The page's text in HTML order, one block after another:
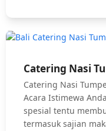
Catering Nasi
Catering Nasi
Acara Istimewa
spesial tentu
termasuk sajian